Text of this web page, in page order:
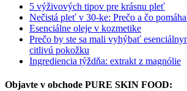
5 výživových tipov pre krásnu pleť
Nečistá pleť v 30-ke: Prečo a čo
Esenciálne oleje v kozmetike
Prečo by ste sa mali vyhýbať
citlivú pokožku
Ingrediencia týždňa: extrakt z magnólie
Objavte v obchode PURE SKIN FOOD: